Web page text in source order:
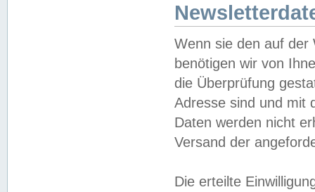
Wenn sie den auf der
benötigen wir von
die Überprüfung
Adresse sind und mit
Daten werden nicht
Versand der
Die erteilte